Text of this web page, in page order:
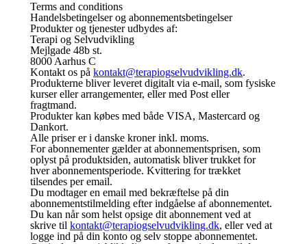
Terms and conditions
Handelsbetingelser og abonnementsbetingelser
Produkter og tjenester udbydes af:
Terapi og Selvudvikling
Mejlgade 48b st.
8000 Aarhus C
Kontakt os på kontakt@terapiogselvudvikling.dk.
Produkterne bliver leveret digitalt via e-mail, som fysiske
kurser eller arrangementer, eller med Post eller
fragtmand.
Produkter kan købes med både VISA, Mastercard og
Dankort.
Alle priser er i danske kroner inkl. moms.
For abonnementer gælder at abonnementsprisen, som
oplyst på produktsiden, automatisk bliver trukket for
hver abonnementsperiode. Kvittering for trækket
tilsendes per email.
Du modtager en email med bekræftelse på din
abonnementstilmelding efter indgåelse af abonnementet.
Du kan når som helst opsige dit abonnement ved at
skrive til kontakt@terapiogselvudvikling.dk, eller ved at
logge ind på din konto og selv stoppe abonnementet.